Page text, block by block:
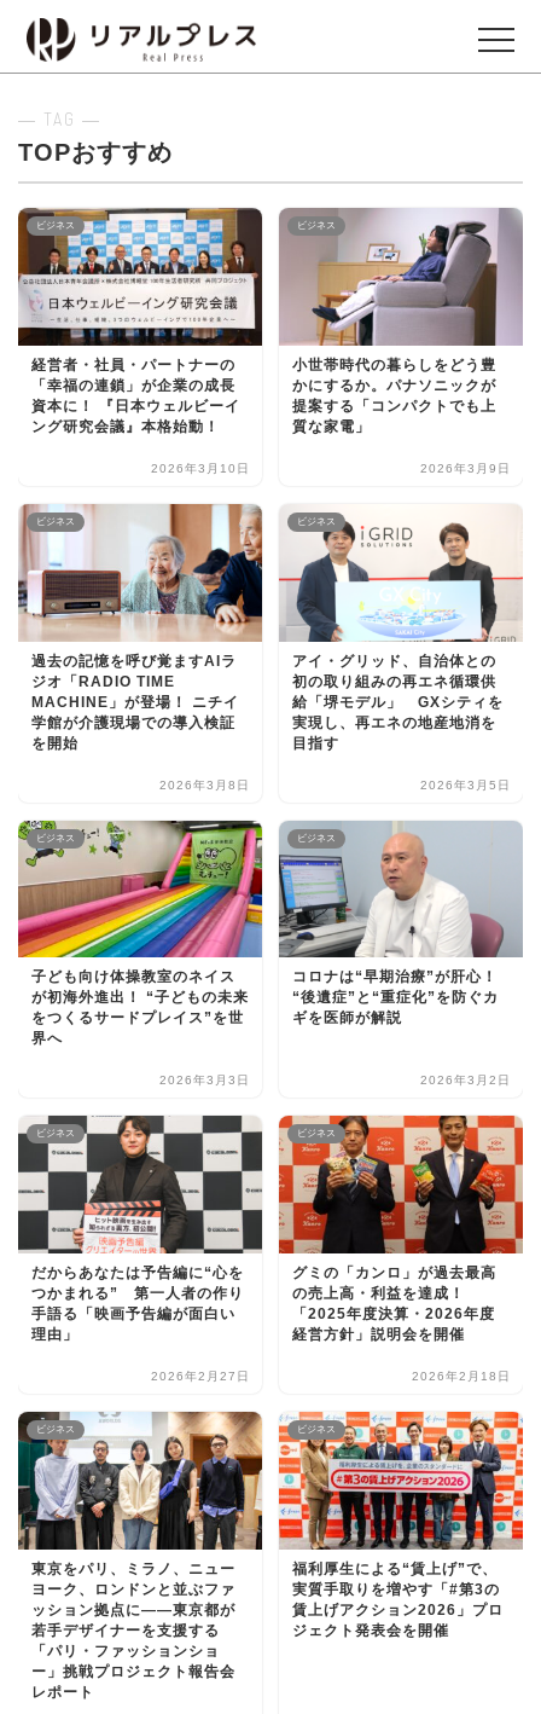
エンタメ
Entertainment
イベント
グルメ
ライフスタイル
Lifestyle
検索
― TAG ―
TOPおすすめ
ビジネス
経営者・社員・パートナーの
「幸福の連鎖」が企業の成長
資本に！ 『日本ウェルビーイ
ング研究会議』本格始動！
2026年3月10日
ビジネス
小世帯時代の暮らしをどう豊
かにするか。パナソニックが
提案する「コンパクトでも上
質な家電」
2026年3月9日
ビジネス
過去の記憶を呼び覚ますAIラ
ジオ「RADIO TIME
MACHINE」が登場！ ニチイ
学館が介護現場での導入検証
を開始
2026年3月8日
ビジネス
アイ・グリッド、自治体との
初の取り組みの再エネ循環供
給「堺モデル」 GXシティを
実現し、再エネの地産地消を
目指す
2026年3月5日
ビジネス
子ども向け体操教室のネイス
が初海外進出！ “子どもの未来
をつくるサードプレイス”を世
界へ
2026年3月3日
ビジネス
コロナは“早期治療”が肝心！
“後遺症”と“重症化”を防ぐカ
ギを医師が解説
2026年3月2日
ビジネス
だからあなたは予告編に“心を
つかまれる” 第一人者の作り
手語る「映画予告編が面白い
理由」
2026年2月27日
ビジネス
グミの「カンロ」が過去最高
の売上高・利益を達成！
「2025年度決算・2026年度
経営方針」説明会を開催
2026年2月18日
ビジネス
東京をパリ、ミラノ、ニュー
ヨーク、ロンドンと並ぶファ
ッション拠点に――東京都が
若手デザイナーを支援する
「パリ・ファッションショ
ー」挑戦プロジェクト報告会
レポート
ビジネス
福利厚生による“賃上げ”で、
実質手取りを増やす「#第3の
賃上げアクション2026」プロ
ジェクト発表会を開催